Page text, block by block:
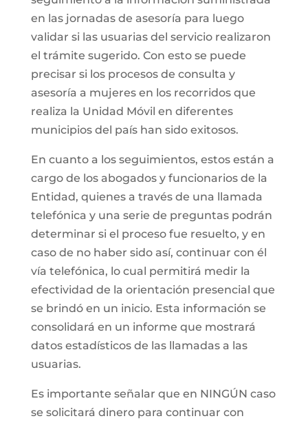
en las jornadas de asesoría para luego
validar si las usuarias del servicio realizaron
el trámite sugerido. Con esto se puede
precisar si los procesos de consulta y
asesoría a mujeres en los recorridos que
realiza la Unidad Móvil en diferentes
municipios del país han sido exitosos.
En cuanto a los seguimientos, estos están a
cargo de los abogados y funcionarios de la
Entidad, quienes a través de una llamada
telefónica y una serie de preguntas podrán
determinar si el proceso fue resuelto, y en
caso de no haber sido así, continuar con él
vía telefónica, lo cual permitirá medir la
efectividad de la orientación presencial que
se brindó en un inicio. Esta información se
consolidará en un informe que mostrará
datos estadísticos de las llamadas a las
usuarias.
Es importante señalar que en NINGÚN caso
se solicitará dinero para continuar con